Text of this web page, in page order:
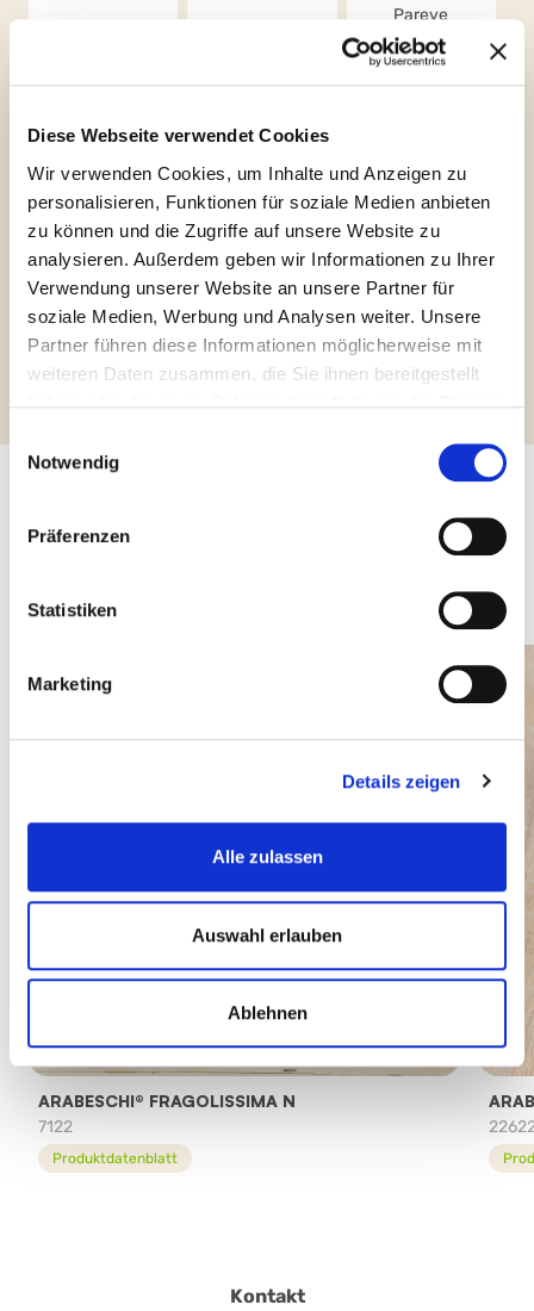
Diese Webseite verwendet Cookies
Wir verwenden Cookies, um Inhalte und Anzeigen zu
personalisieren, Funktionen für soziale Medien anbieten
zu können und die Zugriffe auf unsere Website zu
analysieren. Außerdem geben wir Informationen zu Ihrer
Verwendung unserer Website an unsere Partner für
soziale Medien, Werbung und Analysen weiter. Unsere
Partner führen diese Informationen möglicherweise mit
weiteren Daten zusammen, die Sie ihnen bereitgestellt
Notwendig
Präferenzen
Statistiken
Marketing
Details zeigen
Alle zulassen
Auswahl erlauben
Ablehnen
Pareve
Orthodox
Union Pareve
Weitere Informationen abfragen
Andere Produkte, die Sie
ARABESCHI® FRAGOLISSIMA N
7122
Produktdatenblatt
Kontakt